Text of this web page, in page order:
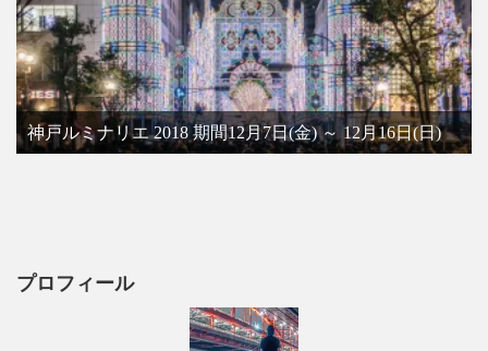
神戸ルミナリエ 2018 期間12月7日(金) ～ 12月16日(日)
プロフィール